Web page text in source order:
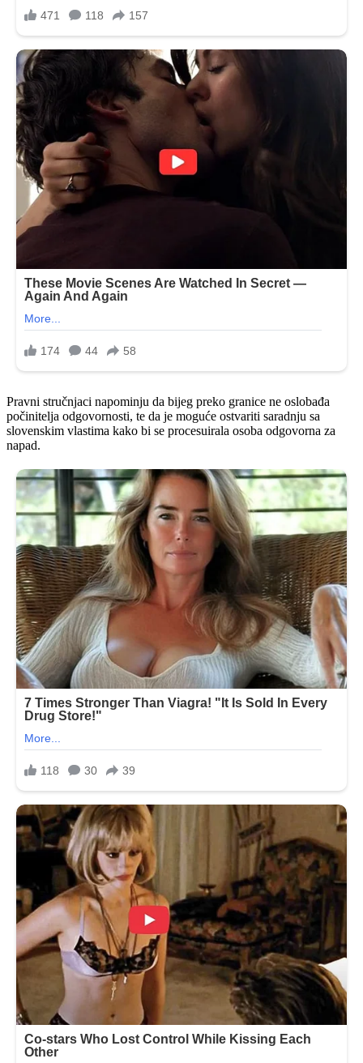
Pravni stručnjaci napominju da bijeg preko granice ne oslobađa
počinitelja odgovornosti, te da je moguće ostvariti saradnju sa
slovenskim vlastima kako bi se procesuirala osoba odgovorna za
napad.